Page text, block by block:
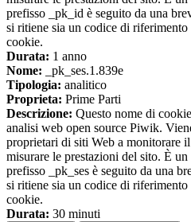
prefisso _pk_id è seguito da una
si ritiene sia un codice di
cookie.
Durata: 1 anno
Nome: _pk_ses.1.839e
Tipologia: analitico
Proprieta: Prime Parti
Descrizione: Questo nome di
analisi web open source Piwik.
proprietari di siti Web a monitorare
misurare le prestazioni del sito. È
prefisso _pk_ses è seguito da una
si ritiene sia un codice di
cookie.
Durata: 30 minuti